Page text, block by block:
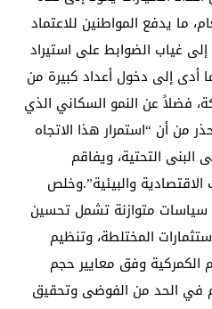
ما يدفع المواطنين للاعتماد
غياب الضوابط على استيراد
أدى إلى دخول أعداد كبيرة من
فضلاً عن النمو السكاني الذي
من أن “استمرار هذا الاتجاه
التحتية، ويفاقم
الاقتصادية والبيئية”.وخلص
متوازنة تشمل تحسين
المختلطة، وتنظيم
الكمركية وفق معايير حجم
في الحد من الفوضى وتحقيق